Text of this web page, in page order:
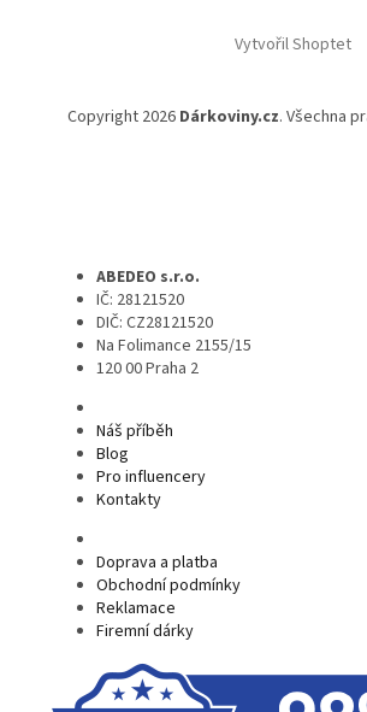
Vytvořil Shoptet
Copyright 2026 Dárkoviny.cz. Všechna
ABEDEO s.r.o.
IČ: 28121520
DIČ: CZ28121520
Na Folimance 2155/15
120 00 Praha 2
Náš příběh
Blog
Pro influencery
Kontakty
Doprava a platba
Obchodní podmínky
Reklamace
Firemní dárky